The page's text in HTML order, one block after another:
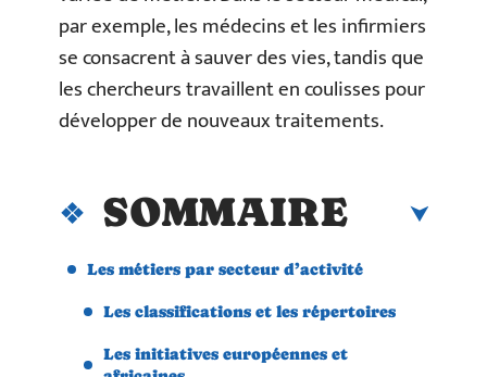
par exemple, les médecins et les infirmiers
se consacrent à sauver des vies, tandis que
les chercheurs travaillent en coulisses pour
développer de nouveaux traitements.
SOMMAIRE
Les métiers par secteur d’activité
Les classifications et les répertoires
Les initiatives européennes et